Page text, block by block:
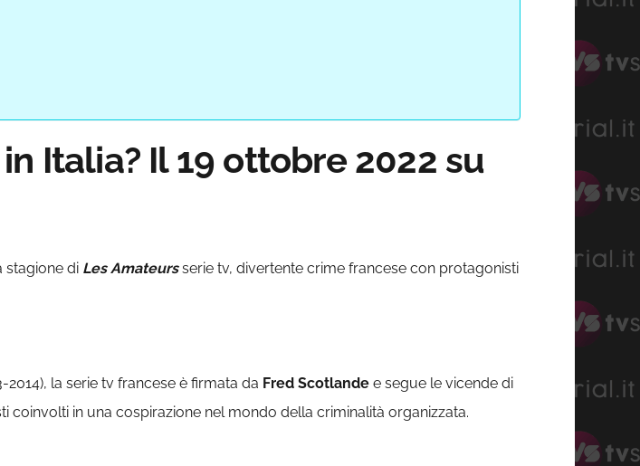
Italia? Il 19 ottobre 2022 su
stagione di Les Amateurs serie tv, divertente crime francese con protagonisti
2014), la serie tv francese è firmata da Fred Scotlande e segue le vicende di
coinvolti in una cospirazione nel mondo della criminalità organizzata.